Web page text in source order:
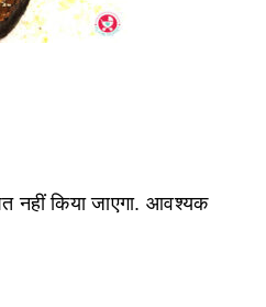
नहीं किया जाएगा. आवश्यक